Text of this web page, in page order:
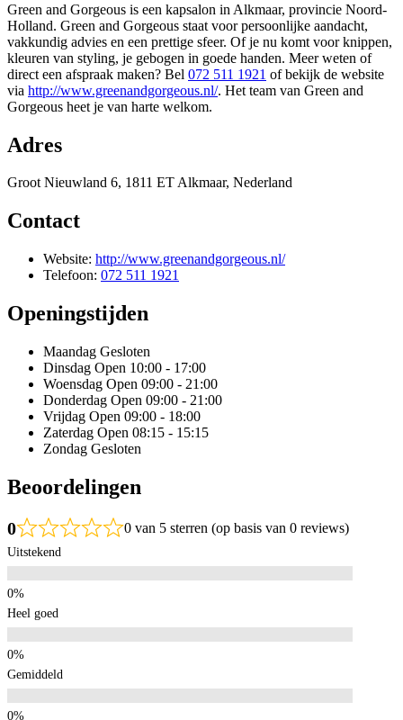
Green and Gorgeous is een kapsalon in Alkmaar, provincie Noord-
Holland. Green and Gorgeous staat voor persoonlijke aandacht,
vakkundig advies en een prettige sfeer. Of je nu komt voor knippen,
kleuren van styling, je gebogen in goede handen. Meer weten of
direct een afspraak maken? Bel 072 511 1921 of bekijk de website
via http://www.greenandgorgeous.nl/. Het team van Green and
Gorgeous heet je van harte welkom.
Adres
Groot Nieuwland 6, 1811 ET Alkmaar, Nederland
Contact
Website: http://www.greenandgorgeous.nl/
Telefoon: 072 511 1921
Openingstijden
Maandag Gesloten
Dinsdag Open 10:00 - 17:00
Woensdag Open 09:00 - 21:00
Donderdag Open 09:00 - 21:00
Vrijdag Open 09:00 - 18:00
Zaterdag Open 08:15 - 15:15
Zondag Gesloten
Beoordelingen
0 0 van 5 sterren (op basis van 0 reviews)
Uitstekend
Heel goed
Gemiddeld